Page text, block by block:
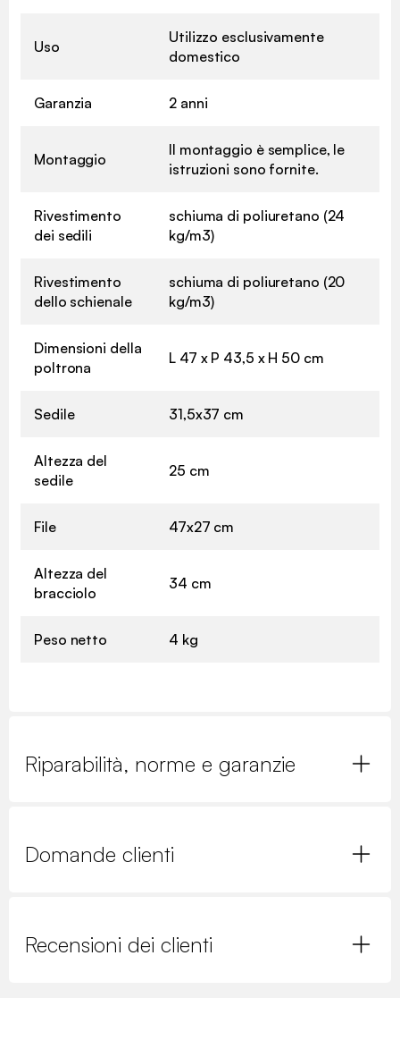
Uso
Utilizzo esclusivamente
domestico
Garanzia 2 anni
Montaggio
Il montaggio è semplice, le
istruzioni sono fornite.
Rivestimento
dei sedili
schiuma di poliuretano (24
kg/m3)
Rivestimento
dello schienale
schiuma di poliuretano (20
kg/m3)
Dimensioni della
poltrona
L 47 x P 43,5 x H 50 cm
Sedile 31,5x37 cm
Altezza del
sedile
25 cm
File 47x27 cm
Altezza del
bracciolo
34 cm
Peso netto 4 kg
Riparabilità, norme e garanzie
Domande clienti
Recensioni dei clienti